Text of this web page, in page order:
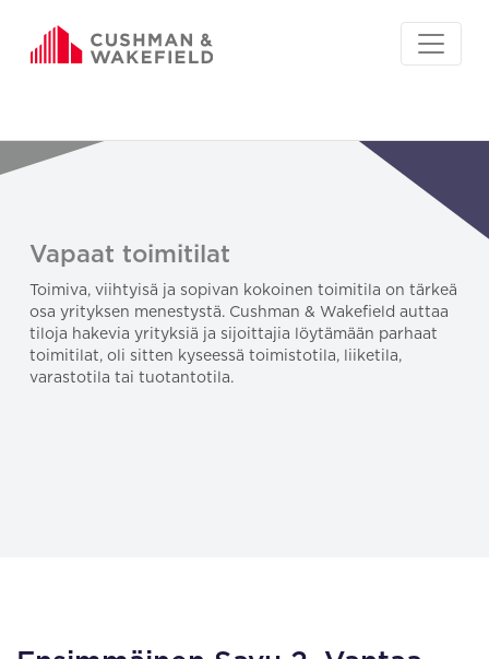
Vapaat toimitilat
Toimiva, viihtyisä ja sopivan kokoinen toimitila on tärkeä
osa yrityksen menestystä. Cushman & Wakefield auttaa
tiloja hakevia yrityksiä ja sijoittajia löytämään parhaat
toimitilat, oli sitten kyseessä toimistotila, liiketila,
varastotila tai tuotantotila.